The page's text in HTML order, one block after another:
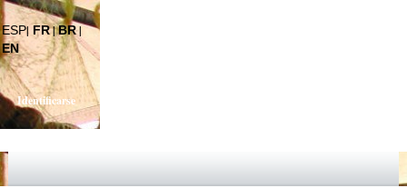
ESP| FR|BR|
EN
Identificarse